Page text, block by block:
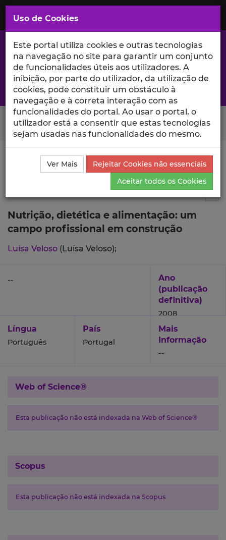
Saltar
para
Conteúdo
Principal
A excelência da investigação e ciência no Iscte
Search Button
Ciência_Iscte Publicações
Descrição Detalhada da
Publicação
Nutrição, dietética e alimentação: um
campo profissional em construção
Luísa Veloso (Luísa Veloso);
--
Ano
(publicação
definitiva)
2008
Língua
Português
País
Portugal
Mais
Informação
--
Web of Science®
Esta publicação não está indexada na Web of Science®
Scopus
Esta publicação não está indexada na Scopus
Uso de Cookies
Este portal utiliza cookies e outras tecnologias
na navegação no site para garantir um conjunto
de funcionalidades úteis aos utilizadores. A
inibição, por parte do utilizador, da utilização de
cookies, pode constituir um obstáculo à
navegação e à correta interação com as
funcionalidades do portal. Ao usar o portal, o
utilizador está a consentir que estas tecnologias
sejam usadas nas funcionalidades do mesmo.
Ver Mais
Rejeitar Cookies não essenciais
Aceitar todos os Cookies